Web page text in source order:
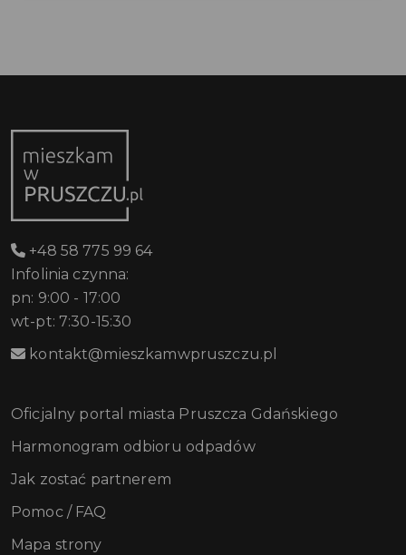
+48 58 775 99 64
Infolinia czynna:
pn: 9:00 - 17:00
wt-pt: 7:30-15:30
kontakt@mieszkamwpruszczu.pl
Oficjalny portal miasta Pruszcza Gdańskiego
Harmonogram odbioru odpadów
Jak zostać partnerem
Pomoc / FAQ
Mapa strony